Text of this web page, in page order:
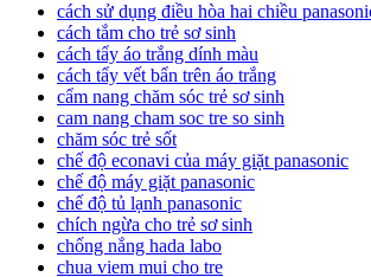
cách sử dụng điều hòa hai chiều
cách tắm cho trẻ sơ sinh
cách tẩy áo trắng dính màu
cách tẩy vết bẩn trên áo trắng
cẩm nang chăm sóc trẻ sơ sinh
cam nang cham soc tre so sinh
chăm sóc trẻ sốt
chế độ econavi của máy giặt panasonic
chế độ máy giặt panasonic
chế độ tủ lạnh panasonic
chích ngừa cho trẻ sơ sinh
chống nắng hada labo
chua viem mui cho tre